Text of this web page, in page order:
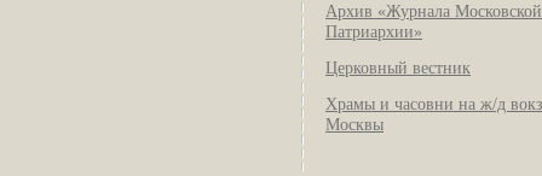
Архив «Журнала Московской
Патриархии»
Церковный вестник
Храмы и часовни на ж/д
Москвы